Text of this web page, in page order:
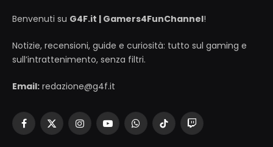
Benvenuti su G4F.it | Gamers4FunChannel!
Notizie, recensioni, guide e curiosità: tutto sul gaming e
sull’intrattenimento, senza filtri.
Email: redazione@g4f.it
Facebook
X
InstagramYouTubeWhatsAppTikTokTwitch